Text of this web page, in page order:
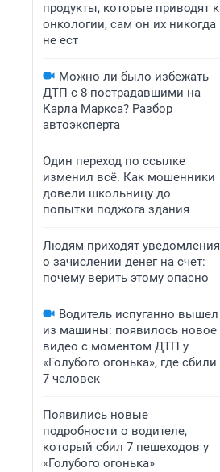
продукты, которые приводят к
онкологии, сам он их никогда
не ест
Можно ли было избежать
ДТП с 8 пострадавшими на
Карла Маркса? Разбор
автоэксперта
Один переход по ссылке
изменил всё. Как мошенники
довели школьницу до
попытки поджога здания
Людям приходят уведомления
о зачислении денег на счет:
почему верить этому опасно
Водитель испуганно вышел
из машины: появилось новое
видео с моментом ДТП у
«Голубого огонька», где сбили
7 человек
Появились новые
подробности о водителе,
который сбил 7 пешеходов у
«Голубого огонька»